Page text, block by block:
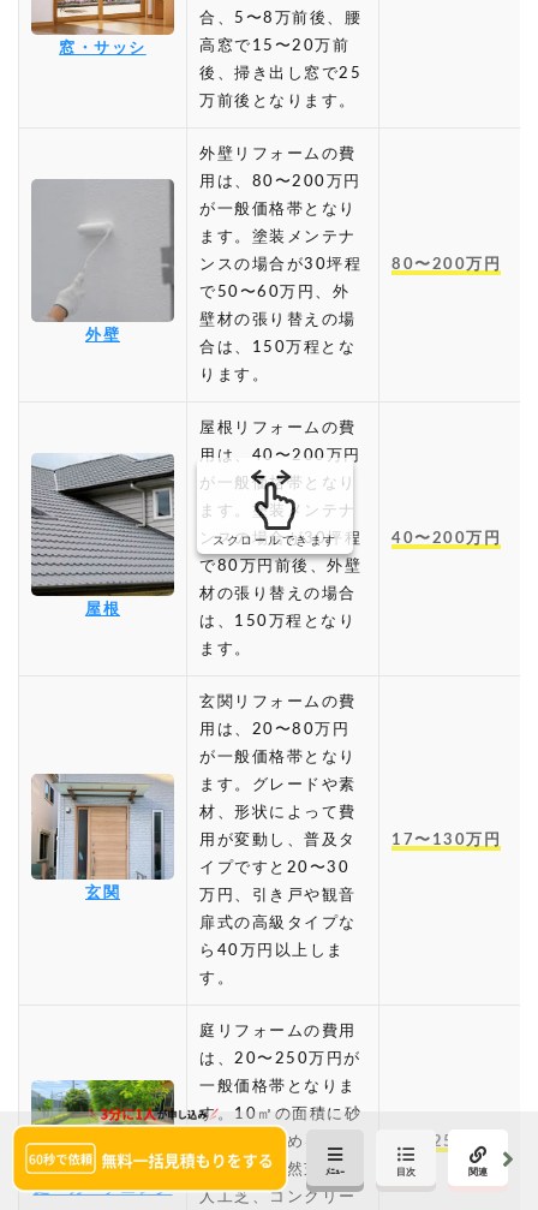
窓・サッシ
合、5〜8万前後、腰
高窓で15〜20万前
後、掃き出し窓で25
万前後となります。
外壁
外壁リフォームの費
用は、80〜200万円
が一般価格帯となり
ます。塗装メンテナ
ンスの場合が30坪程
で50〜60万円、外
壁材の張り替えの場
合は、150万程とな
ります。
80〜200万円
屋根
屋根リフォームの費
用は、40〜200万円
が一般価格帯となり
ます。塗装メンテナ
ンスの場合が30坪程
で80万円前後、外壁
材の張り替えの場合
は、150万程となり
ます。
40〜200万円
玄関
玄関リフォームの費
用は、20〜80万円
が一般価格帯となり
ます。グレードや素
材、形状によって費
用が変動し、普及タ
イプですと20〜30
万円、引き戸や観音
扉式の高級タイプな
ら40万円以上しま
す。
17〜130万円
庭・ガーデニング
庭リフォームの費用
は、20〜250万円が
一般価格帯となりま
す。10㎡の面積に砂
利を敷き詰めると6
万以内、天然芝生や
人工芝、コンクリー
20〜250万円
スクロールできます